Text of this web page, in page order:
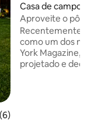
uma avaliação média
Casa de campo ⋅
Aproveite o pôr
refúgio relaxante
Recentemente
como um dos
York Magazine, o
projetado e